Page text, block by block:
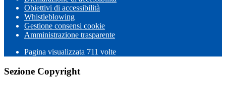
Obiettivi di accessibilità
Whistleblowing
Gestione consensi cookie
Amministrazione trasparente
Pagina visualizzata 711 volte
Sezione Copyright